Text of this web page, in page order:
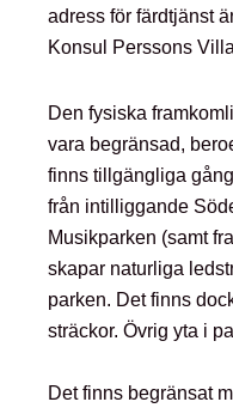
adress för färdtjänst
Konsul Perssons
Den fysiska
vara begränsad,
finns tillgängliga
från intilliggande
Musikparken (samt
skapar naturliga
parken. Det finns
sträckor. Övrig yta i
Det finns begränsat